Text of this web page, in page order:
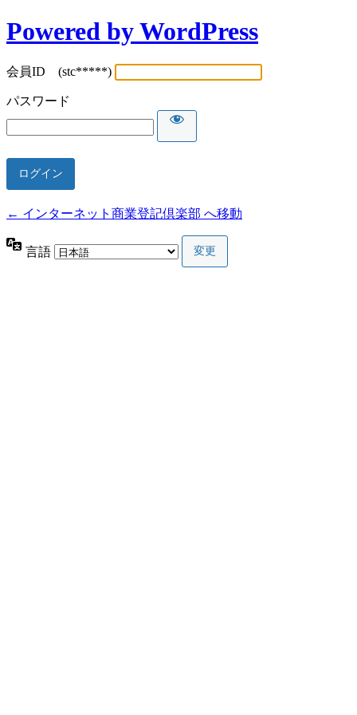
Powered by WordPress
会員ID (stc*****)
パスワード
← インターネット商業登記倶楽部 へ移動
言語